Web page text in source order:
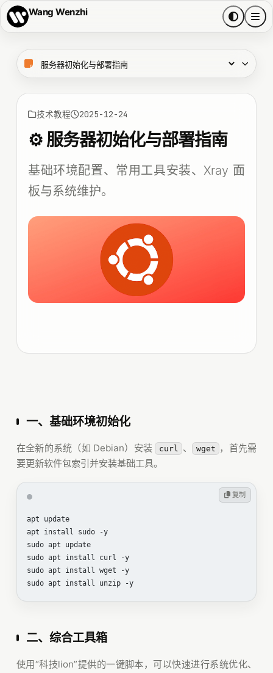
Wang Wenzhi
技术教程 2025-12-24
⚙️ 服务器初始化与部署指南
基础环境配置、常用工具安装、Xray 面
板与系统维护。
一、基础环境初始化
在全新的系统（如 Debian）安装 curl 、 wget ，首先需
要更新软件包索引并安装基础工具。
apt update
apt install sudo -y
sudo apt update
sudo apt install curl -y
sudo apt install wget -y
sudo apt install unzip -y
复制
二、综合工具箱
使用“科技lion”提供的一键脚本，可以快速进行系统优化、